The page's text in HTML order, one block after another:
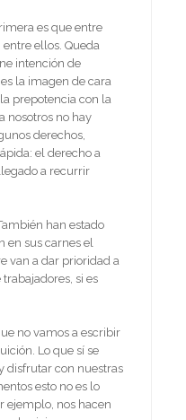
es que entre
ellos. Queda
intención de
la imagen de cara
prepotencia con la
nosotros no hay
derechos,
el derecho a
a recurrir
han estado
en sus carnes el
van a dar prioridad a
si es
no vamos a escribir
Lo que sí se
disfrutar con nuestras
esto no es lo
ejemplo, nos hacen